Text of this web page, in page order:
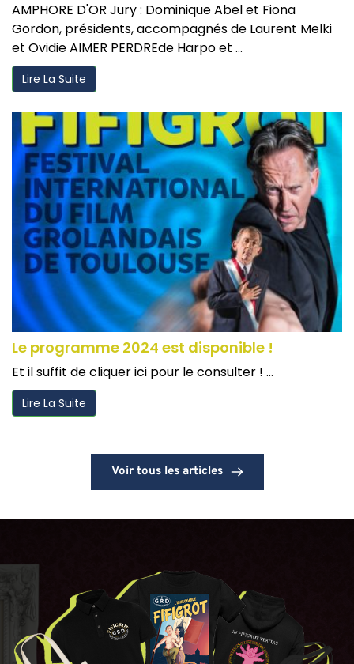
AMPHORE D'OR Jury : Dominique Abel et Fiona
Gordon, présidents, accompagnés de Laurent Melki
et Ovidie AIMER PERDREde Harpo et ...
Lire La Suite
Le programme 2024 est disponible !
Et il suffit de cliquer ici pour le consulter ! ...
Lire La Suite
Voir tous les articles